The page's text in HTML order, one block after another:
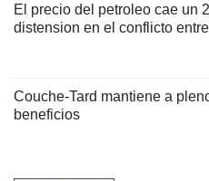
El precio del petroleo cae un
distension en el conflicto
Couche-Tard mantiene a
beneficios